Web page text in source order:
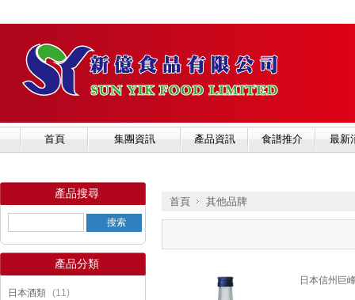
首頁 集團資訊 產品資訊 食譜推介 最新
產品搜尋
產品分類
日本酒類 (11)
首頁 其他品牌
日本信州巨